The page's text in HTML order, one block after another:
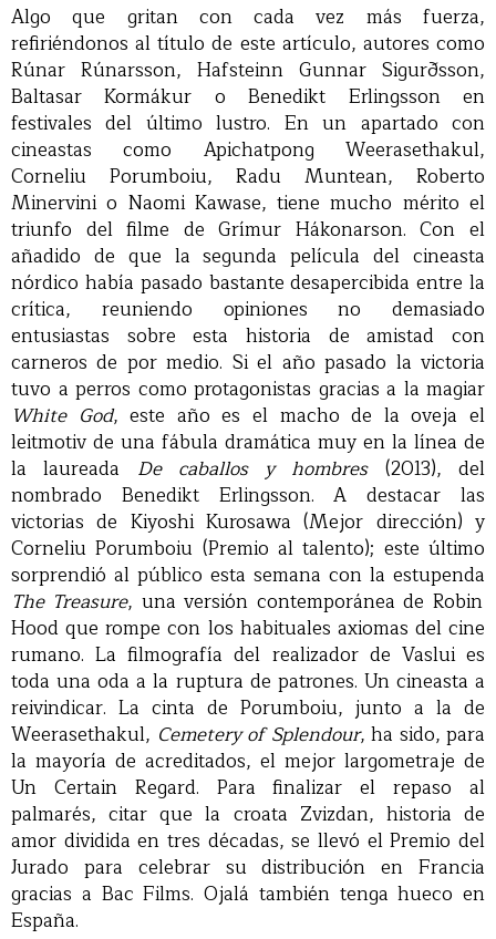
Algo que gritan con cada vez más fuerza,
refiriéndonos al título de este artículo, autores como
Rúnar Rúnarsson, Hafsteinn Gunnar Sigurðsson,
Baltasar Kormákur o Benedikt Erlingsson en
festivales del último lustro. En un apartado con
cineastas como Apichatpong Weerasethakul,
Corneliu Porumboiu, Radu Muntean, Roberto
Minervini o Naomi Kawase, tiene mucho mérito el
triunfo del filme de Grímur Hákonarson. Con el
añadido de que la segunda película del cineasta
nórdico había pasado bastante desapercibida entre la
crítica, reuniendo opiniones no demasiado
entusiastas sobre esta historia de amistad con
carneros de por medio. Si el año pasado la victoria
tuvo a perros como protagonistas gracias a la magiar
White God, este año es el macho de la oveja el
leitmotiv de una fábula dramática muy en la línea de
la laureada De caballos y hombres (2013), del
nombrado Benedikt Erlingsson. A destacar las
victorias de Kiyoshi Kurosawa (Mejor dirección) y
Corneliu Porumboiu (Premio al talento); este último
sorprendió al público esta semana con la estupenda
The Treasure, una versión contemporánea de Robin
Hood que rompe con los habituales axiomas del cine
rumano. La filmografía del realizador de Vaslui es
toda una oda a la ruptura de patrones. Un cineasta a
reivindicar. La cinta de Porumboiu, junto a la de
Weerasethakul, Cemetery of Splendour, ha sido, para
la mayoría de acreditados, el mejor largometraje de
Un Certain Regard. Para finalizar el repaso al
palmarés, citar que la croata Zvizdan, historia de
amor dividida en tres décadas, se llevó el Premio del
Jurado para celebrar su distribución en Francia
gracias a Bac Films. Ojalá también tenga hueco en
España.